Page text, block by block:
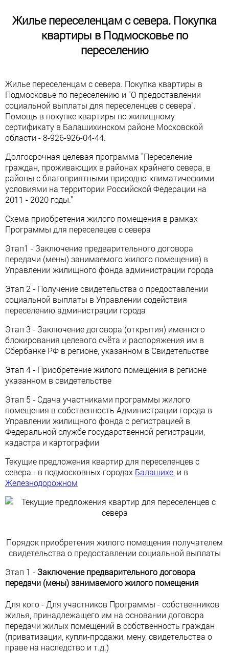
Жилье переселенцам с севера. Покупка
квартиры в Подмосковье по
переселению
Жилье переселенцам с севера. Покупка квартиры в
Подмосковье по переселению и "О предоставлении
социальной выплаты для переселенцев с севера".
Помощь в покупке квартиры по жилищному
сертификату в Балашихинском районе Московской
области - 8-926-926-04-44.
Долгосрочная целевая программа "Переселение
граждан, проживающих в районах крайнего севера, в
районы с благоприятными природно-климатическими
условиями на территории Российской Федерации на
2011 - 2020 годы."
Схема приобретения жилого помещения в рамках
Программы для переселецев с севера
Этап1 - Заключение предварительного договора
передачи (мены) занимаемого жилого помещения) в
Управлении жилищного фонда администрации города
Этап 2 - Получение свидетельства о предоставлении
социальной выплаты в Управлении содействия
переселению администрации города
Этап 3 - Заключение договора (открытия) именного
блокирования целевого счёта и распоряжения им в
Сбербанке РФ в регионе, указанном в Свидетельстве
Этап 4 - Приобретение жилого помещения в регионе
указанном в свидетельстве
Этап 5 - Сдача участниками программы жилого
помещения в собственность Администрации города в
Управлении жилищного фонда с регистрацией в
Федеральной службе государственной регистрации,
кадастра и картографии
Текущие предложения квартир для переселенцев с
севера - в подмосковных городах Балашихе , и в
Железнодорожном
Порядок приобретения жилого помещения получателем
свидетельства о предоставлении социальной выплаты
Этап 1 -Заключение предварительного договора
передачи (мены) занимаемого жилого помещения
Для кого - Для участников Программы - собственников
жилья, принадлежащего им на основании договора
передачи жилых помещений в собственность граждан
(приватизации, купли-продажи, мену, свидетельства о
праве на наследство и т.д.)